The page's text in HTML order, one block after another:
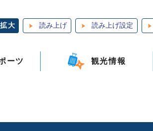
拡大 読み上げ 読み上げ設定
ーツ 観光情報